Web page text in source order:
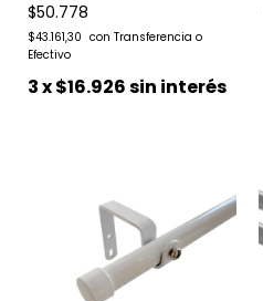
$50.778
$43.161,30
3x$16.926sin interés